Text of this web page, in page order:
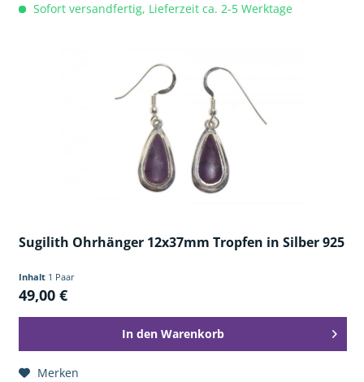
Sofort versandfertig, Lieferzeit ca. 2-5 Werktage
Sugilith Ohrhänger 12x37mm Tropfen in Silber 925
Inhalt 1 Paar
49,00 €
In den Warenkorb
Merken